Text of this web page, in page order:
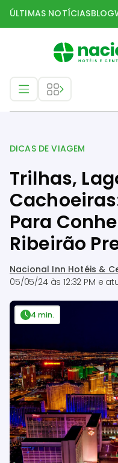
ÚLTIMAS NOTÍCIASBLOG
DICAS DE VIAGEM
Trilhas,
Para
Ribeirão
Nacional Inn Hotéis &
05/05/24 às 12:32 PM e
4 min.